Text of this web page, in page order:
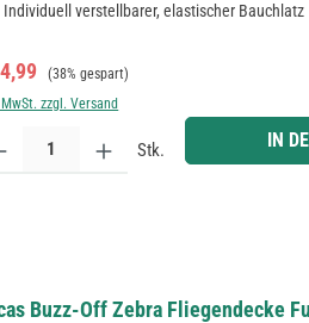
Individuell verstellbarer, elastischer Bauchlatz
Regulärer Preis:
(38% gespart)
zzgl. Versand
Anzahl: Gib den gewünschten Wert ein
Stk. IN
Buzz-Off Zebra Fliegendecke